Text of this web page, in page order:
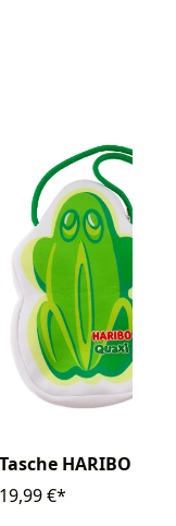
Tasche HARIBO
19,99 €*